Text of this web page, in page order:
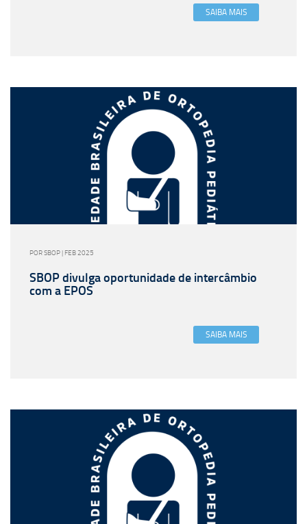
SAIBA MAIS
POR SBOP | FEB 2025
SBOP divulga oportunidade de intercâmbio
com a EPOS
SAIBA MAIS